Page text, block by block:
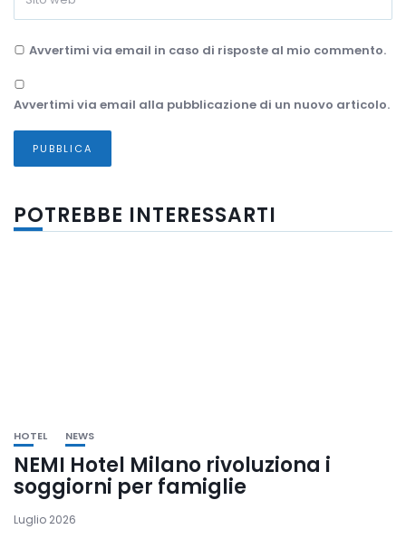
Avvertimi via email in caso di risposte al mio commento.
Avvertimi via email alla pubblicazione di un nuovo articolo.
POTREBBE INTERESSARTI
HOTEL NEWS
NEMI Hotel Milano rivoluziona i
soggiorni per famiglie
Luglio 2026